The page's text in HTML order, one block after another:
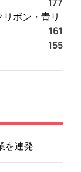
ボン・青リ
161
155
を連発